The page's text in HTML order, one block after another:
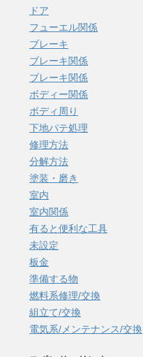
ドア
フューエル関係
ブレーキ
ブレーキ関係
ブレーキ関係
ボディー関係
ボディ周り
下地パテ処理
修理方法
分解方法
塗装・磨き
室内
室内関係
有ると便利な工具
未設定
板金
準備する物
燃料系修理/交換
組立て/交換
電気系/メンテナンス/交換